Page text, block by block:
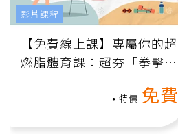
【免費線上課】專屬你的超
燃脂體育課：超夯「拳擊有
特價 免費
影片課程